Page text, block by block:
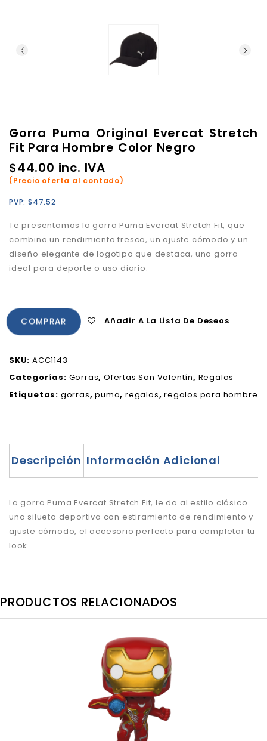
Gorra Puma Original Evercat Stretch
Fit Para Hombre Color Negro
$44.00 inc. IVA
(Precio oferta al contado)
PVP: $47.52
Te presentamos la gorra Puma Evercat Stretch Fit, que
combina un rendimiento fresco, un ajuste cómodo y un
diseño elegante de logotipo que destaca, una gorra
ideal para deporte o uso diario.
COMPRAR Añadir A La Lista De Deseos
SKU: ACC1143
Categorías: Gorras,Ofertas San Valentín, Regalos
Etiquetas: gorras,puma,regalos,regalos para hombre
Descripción Información Adicional
La gorra Puma Evercat Stretch Fit, le da al estilo clásico
una silueta deportiva con estiramiento de rendimiento y
ajuste cómodo, el accesorio perfecto para completar tu
look.
PRODUCTOS RELACIONADOS